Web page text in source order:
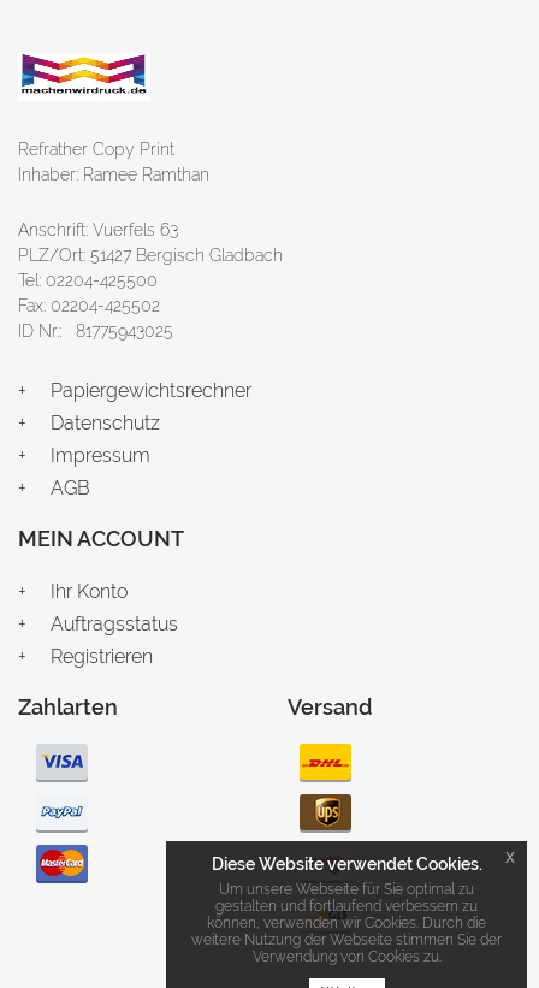
Refrather Copy Print
Inhaber: Ramee Ramthan
Anschrift: Vuerfels 63
PLZ/Ort: 51427 Bergisch Gladbach
Tel: 02204-425500
Fax: 02204-425502
ID Nr.: 81775943025
Papiergewichtsrechner
Datenschutz
Impressum
AGB
MEIN ACCOUNT
Ihr Konto
Auftragsstatus
Registrieren
Zahlarten Versand
Diese Website verwendet Cookies.
Um unsere Webseite für Sie optimal zu
gestalten und fortlaufend verbessern zu
können, verwenden wir Cookies. Durch die
weitere Nutzung der Webseite stimmen Sie der
Verwendung von Cookies zu.
x